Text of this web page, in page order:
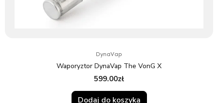
DynaVap
Waporyztor DynaVap The VonG X
599.00zł
Dodaj do koszyka